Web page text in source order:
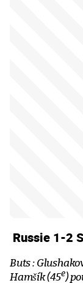
Russie 1-2
Buts :
Hamšík (45e)